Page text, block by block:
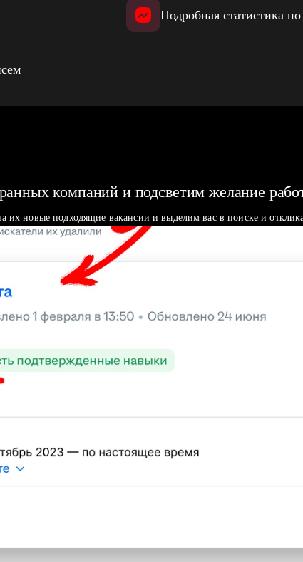
Подробная статистика
компаний и подсветим желание
их новые подходящие вакансии и выделим вас в поиске и